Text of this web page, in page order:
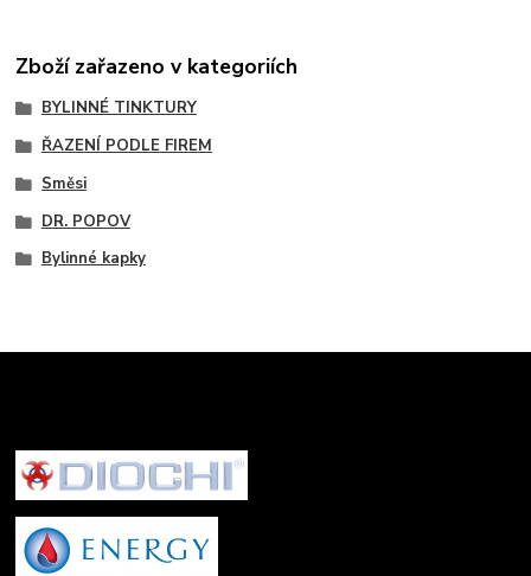
Zboží zařazeno v kategoriích
BYLINNÉ TINKTURY
ŘAZENÍ PODLE FIREM
Směsi
DR. POPOV
Bylinné kapky